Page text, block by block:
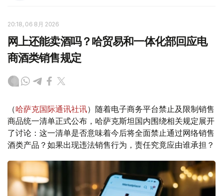
20:18, 06 8月 2026
网上还能卖酒吗？哈贸易和一体化部回应电
商酒类销售规定
（哈萨克国际通讯社讯）随着电子商务平台禁止及限制销售
商品统一清单正式公布，哈萨克斯坦国内围绕相关规定展开
了讨论：这一清单是否意味着今后将全面禁止通过网络销售
酒类产品？如果出现违法销售行为，责任究竟应由谁承担？